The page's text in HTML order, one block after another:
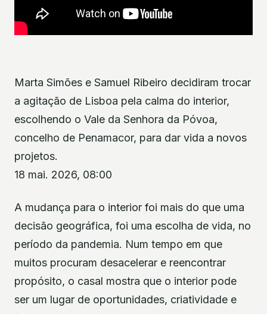
Marta Simões e Samuel Ribeiro decidiram trocar
a agitação de Lisboa pela calma do interior,
escolhendo o Vale da Senhora da Póvoa,
concelho de Penamacor, para dar vida a novos
projetos.
18 mai. 2026, 08:00
A mudança para o interior foi mais do que uma
decisão geográfica, foi uma escolha de vida, no
período da pandemia. Num tempo em que
muitos procuram desacelerar e reencontrar
propósito, o casal mostra que o interior pode
ser um lugar de oportunidades, criatividade e